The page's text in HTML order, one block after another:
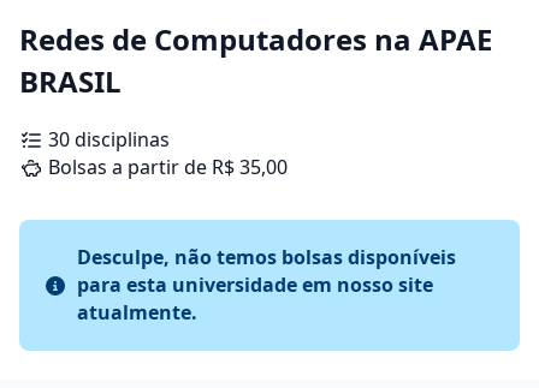
Redes de Computadores na APAE
BRASIL
30 disciplinas
Bolsas a partir de R$ 35,00
Desculpe, não temos bolsas disponíveis
para esta universidade em nosso site
atualmente.